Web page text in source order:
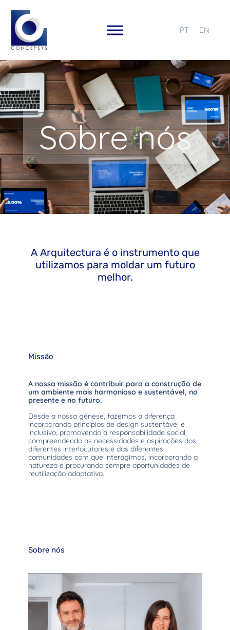
PT EN
Sobre nós
A Arquitectura é o instrumento que
utilizamos para moldar um futuro
melhor.
Missão
A nossa missão é contribuir para a construção de
um ambiente mais harmonioso e sustentável, no
presente e no futuro.
Desde a nossa génese, fazemos a diferença
incorporando princípios de design sustentável e
inclusivo, promovendo a responsabilidade social,
compreendendo as necessidades e aspirações dos
diferentes interlocutores e das diferentes
comunidades com que interagimos, incorporando a
natureza e procurando sempre oportunidades de
reutilização adaptativa.
Sobre nós